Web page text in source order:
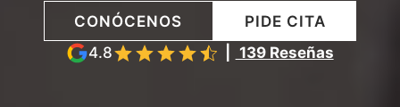
CONÓCENOS
PIDE CITA
4.8
139 Reseñas